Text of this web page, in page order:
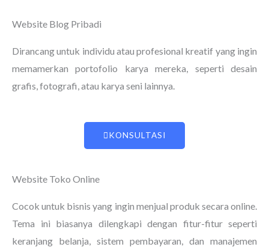
Website Blog Pribadi
Dirancang untuk individu atau profesional kreatif yang ingin
memamerkan portofolio karya mereka, seperti desain
grafis, fotografi, atau karya seni lainnya.
KONSULTASI
Website Toko Online
Cocok untuk bisnis yang ingin menjual produk secara online.
Tema ini biasanya dilengkapi dengan fitur-fitur seperti
keranjang belanja, sistem pembayaran, dan manajemen